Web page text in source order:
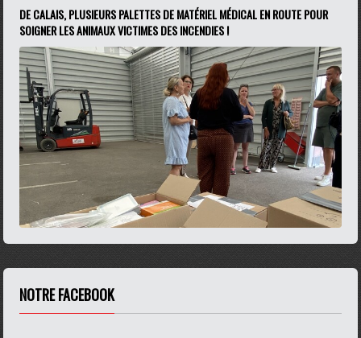
DE CALAIS, PLUSIEURS PALETTES DE MATÉRIEL MÉDICAL EN ROUTE POUR
SOIGNER LES ANIMAUX VICTIMES DES INCENDIES !
NOTRE FACEBOOK